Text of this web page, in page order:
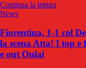
Continua la lettura
News
Fiorentina, 1-1 col
la scena Atta! I top e
e out Oulai